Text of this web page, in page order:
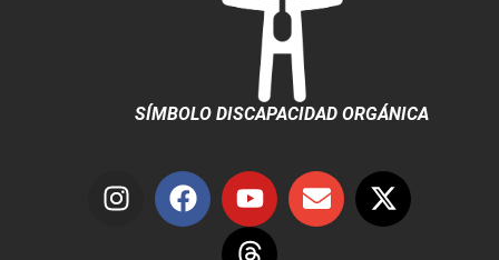
SÍMBOLO DISCAPACIDAD ORGÁNICA